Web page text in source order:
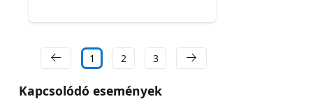
1 2 3
Kapcsolódó események